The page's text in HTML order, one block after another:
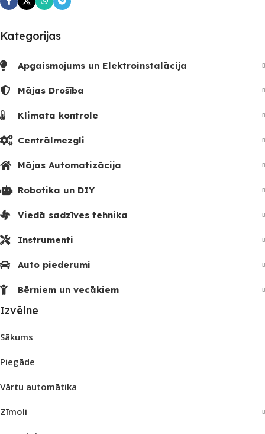
Kategorijas
Apgaismojums un Elektroinstalācija
Mājas Drošība
Klimata kontrole
Centrālmezgli
Mājas Automatizācija
Robotika un DIY
Viedā sadzīves tehnika
Instrumenti
Auto piederumi
Bērniem un vecākiem
Izvēlne
Sākums
Piegāde
Vārtu automātika
Zīmoli